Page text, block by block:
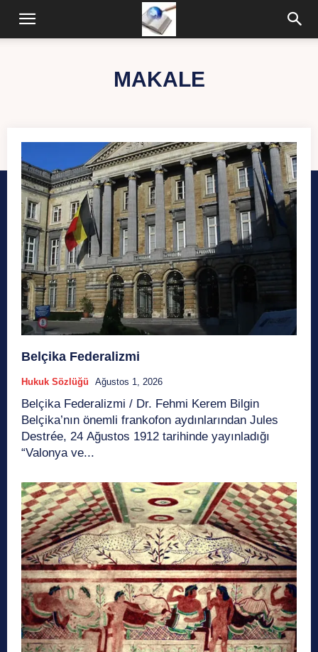
MAKALE
Belçika Federalizmi
Hukuk Sözlüğü Ağustos 1, 2026
Belçika Federalizmi / Dr. Fehmi Kerem Bilgin
Belçika’nın önemli frankofon aydınlarından Jules
Destrée, 24 Ağustos 1912 tarihinde yayınladığı
“Valonya ve...